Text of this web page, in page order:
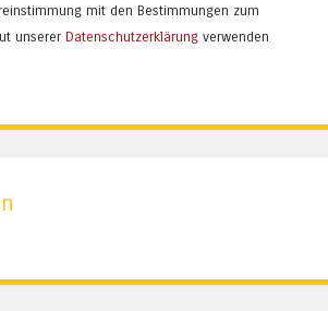
mit den Bestimmungen zum
unserer Datenschutzerklärung verwenden